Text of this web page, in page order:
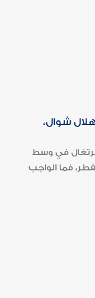
شوال،
في وسط
فما الواجب